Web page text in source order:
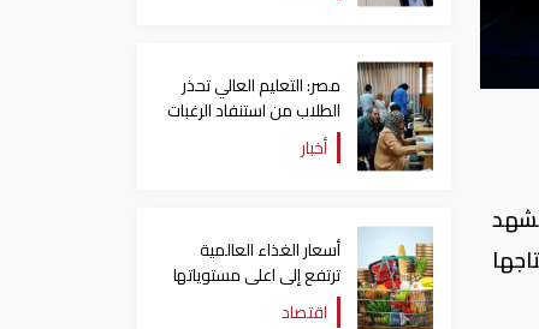
مصر: التعليم العالي تحذر
الطلاب من استنفاد الرغبات
قبل غلق التسجيل
أخبار
أسعار الغذاء العالمية
ترتفع إلى اعلى مستوياتها
منذ 3 سنواتاقتصاد